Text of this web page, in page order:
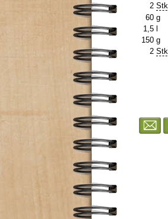
2 Stk.
60 g
1,5 l
150 g
2 Stk.